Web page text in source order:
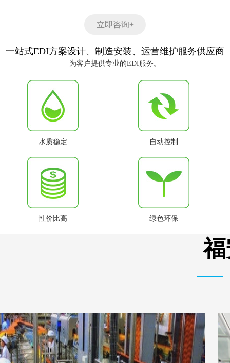
立即咨询+
一站式EDI方案设计、制造安装、运营维护服务供应商
为客户提供专业的EDI服务。
水质稳定 自动控制
性价比高 绿色环保